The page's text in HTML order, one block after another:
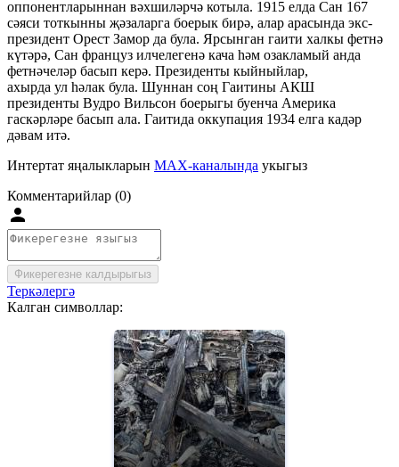
оппонентларыннан вәхшиләрчә котыла. 1915 елда Сан 167
сәяси тоткынны җәзаларга боерык бирә, алар арасында экс-
президент Орест Замор да була. Ярсынган гаити халкы фетнә
күтәрә, Сан француз илчелегенә кача һәм озакламый анда
фетнәчеләр басып керә. Президенты кыйныйлар,
ахырда ул һәлак була. Шуннан соң Гаитины АКШ
президенты Вудро Вильсон боерыгы буенча Америка
гаскәрләре басып ала. Гаитида оккупация 1934 елга кадәр
дәвам итә.
Интертат яңалыкларын MAX-каналында укыгыз
Комментарийлар (0)
Фикерегезне калдырыгыз
Теркәлергә
Калган символлар: